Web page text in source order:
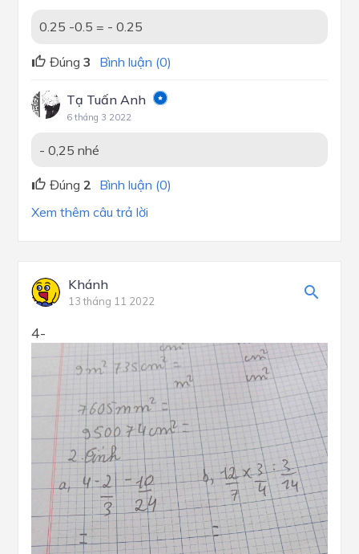
0.25 -0.5 = - 0.25
Đúng 3 Bình luận (0)
Tạ Tuấn Anh
6 tháng 3 2022
- 0,25 nhé
Đúng 2 Bình luận (0)
Xem thêm câu trả lời
Khánh
13 tháng 11 2022
4-